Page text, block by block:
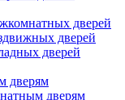
дверей
дверей
дверей
дверям
дверям